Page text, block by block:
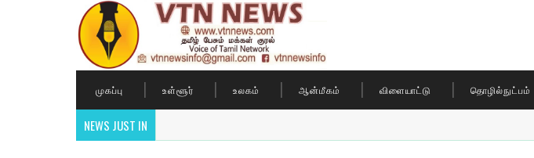
முகப்பு உள்ளூர் உலகம் ஆன்மீகம் விளையாட்டு தொழில்நுட்பம்
NEWS JUST IN